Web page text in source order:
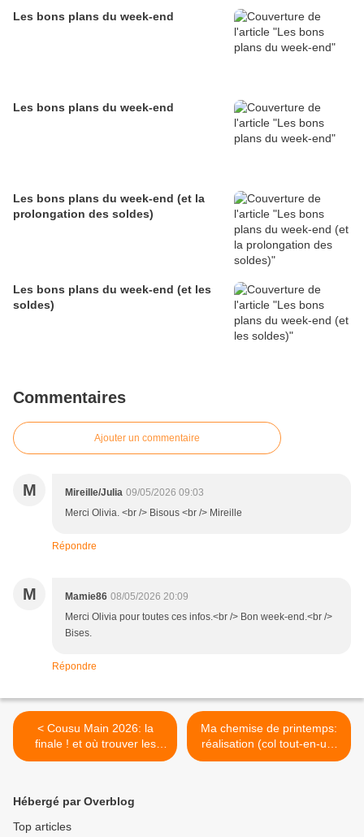
Les bons plans du week-end
Les bons plans du week-end
Les bons plans du week-end (et la
prolongation des soldes)
Les bons plans du week-end (et les
soldes)
Commentaires
Ajouter un commentaire
M Mireille/Julia 09/05/2026 09:03
Merci Olivia. <br /> Bisous <br /> Mireille
Répondre
M Mamie86 08/05/2026 20:09
Merci Olivia pour toutes ces infos.<br /> Bon week-end.<br />
Bises.
Répondre
< Cousu Main 2026: la
finale ! et où trouver les
tissus et patrons
Ma chemise de printemps:
réalisation (col tout-en-un)
>
Hébergé par Overblog
Top articles